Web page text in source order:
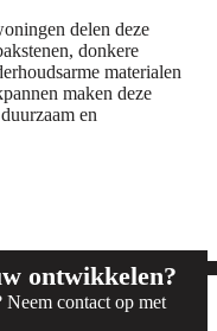
delen deze
donkere
materialen
maken deze
en
ontwikkelen?
contact op met